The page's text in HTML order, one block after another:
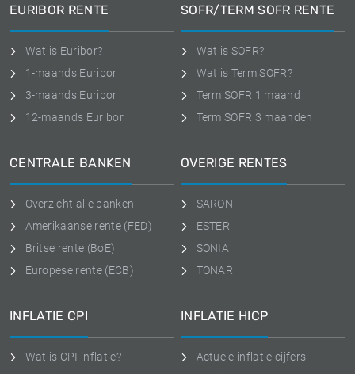
EURIBOR RENTE
Wat is Euribor?
1-maands Euribor
3-maands Euribor
12-maands Euribor
SOFR/TERM SOFR RENTE
Wat is SOFR?
Wat is Term SOFR?
Term SOFR 1 maand
Term SOFR 3 maanden
CENTRALE BANKEN
Overzicht alle banken
Amerikaanse rente (FED)
Britse rente (BoE)
Europese rente (ECB)
OVERIGE RENTES
SARON
ESTER
SONIA
TONAR
INFLATIE CPI
Wat is CPI inflatie?
INFLATIE HICP
Actuele inflatie cijfers